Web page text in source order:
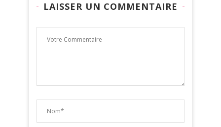
LAISSER UN COMMENTAIRE